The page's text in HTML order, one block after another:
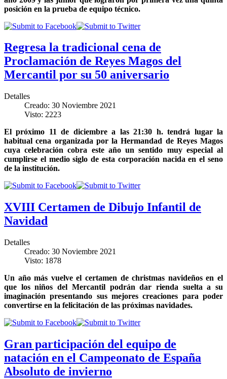
posición en la prueba de equipo técnico.
Regresa la tradicional cena de
Proclamación de Reyes Magos del
Mercantil por su 50 aniversario
Detalles
Creado: 30 Noviembre 2021
Visto: 2223
El próximo 11 de diciembre a las 21:30 h. tendrá lugar la
habitual cena organizada por la Hermandad de Reyes Magos
cuya celebración cobra este año un sentido muy especial al
cumplirse el medio siglo de esta corporación nacida en el seno
de la institución.
XVIII Certamen de Dibujo Infantil de
Navidad
Detalles
Creado: 30 Noviembre 2021
Visto: 1878
Un año más vuelve el certamen de christmas navideños en el
que los niños del Mercantil podrán dar rienda suelta a su
imaginación presentando sus mejores creaciones para poder
convertirse en la felicitación de las próximas navidades.
Gran participación del equipo de
natación en el Campeonato de España
Absoluto de invierno